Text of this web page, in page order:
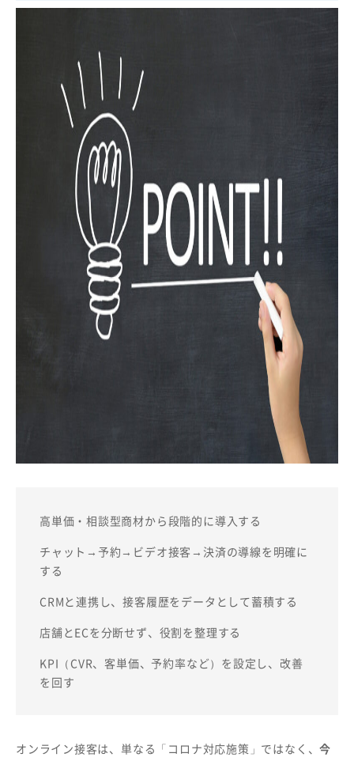
高単価・相談型商材から段階的に導入する
チャット→予約→ビデオ接客→決済の導線を明確に
する
CRMと連携し、接客履歴をデータとして蓄積する
店舗とECを分断せず、役割を整理する
KPI（CVR、客単価、予約率など）を設定し、改善
を回す
オンライン接客は、単なる「コロナ対応施策」ではなく、今